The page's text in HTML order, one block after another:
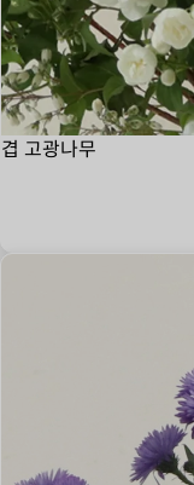
겹 고광나무